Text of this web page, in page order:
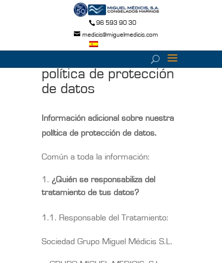
96 593 90 30
medicis@miguelmedicis.com
política de protección
de datos
Información adicional sobre nuestra
política de protección de datos.
Común a toda la información:
¿Quién se responsabiliza del
tratamiento de tus datos?
1.1. Responsable del Tratamiento:
Sociedad Grupo Miguel Médicis S.L.